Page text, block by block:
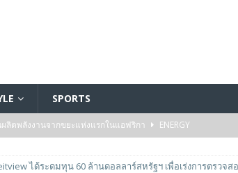
SPORTS
ลิตพลังงานจากขยะแห่งแรกในแอฟริกา
ENERGY
ได้ระดมทุน 60 ล้านดอลลาร์สหรัฐฯ เพื่อเร่งการตรวจส